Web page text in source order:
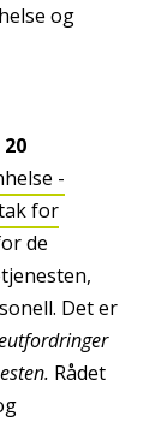
og
-
for
de
Det er
Rådet